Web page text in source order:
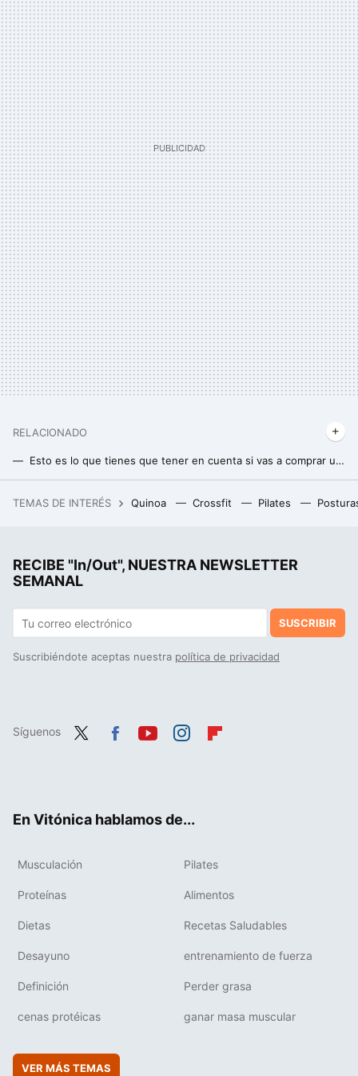
RELACIONADO
Esto es lo que tienes que tener en cuenta si vas a comprar unas kettlebells o pesas rusas
TEMAS DE INTERÉS Quinoa Crossfit Pilates
RECIBE "In/Out", NUESTRA NEWSLETTER
SEMANAL
SUSCRIBIR
Suscribiéndote aceptas nuestra política de privacidad
Síguenos
En Vitónica hablamos de...
Musculación Pilates
Proteínas Alimentos
Dietas Recetas Saludables
Desayuno entrenamiento de fuerza
Definición Perder grasa
cenas protéicas ganar masa muscular
VER MÁS TEMAS